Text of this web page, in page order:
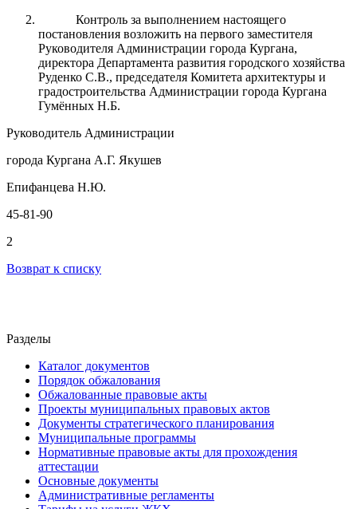
Контроль за выполнением настоящего
постановления возложить на первого заместителя
Руководителя Администрации города Кургана,
директора Департамента развития городского хозяйства
Руденко С.В., председателя Комитета архитектуры и
градостроительства Администрации города Кургана
Гумённых Н.Б.
Руководитель Администрации
города Кургана А.Г. Якушев
Епифанцева Н.Ю.
45-81-90
2
Возврат к списку
Разделы
Каталог документов
Порядок обжалования
Обжалованные правовые акты
Проекты муниципальных правовых актов
Документы стратегического планирования
Муниципальные программы
Нормативные правовые акты для прохождения
аттестации
Основные документы
Административные регламенты